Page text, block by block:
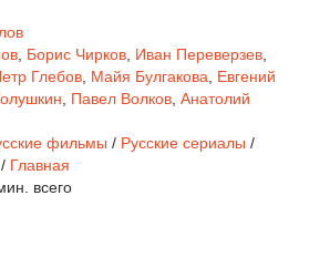
Борис Чирков Иван Переверзев
Глебов Майя Булгакова
Евгений
Павел Волков Анатолий
фильмы / Русские сериалы /
/ Главная
всего